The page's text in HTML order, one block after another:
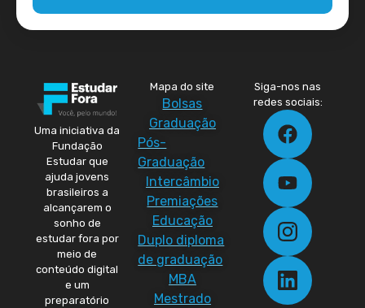
Uma iniciativa da
Fundação
Estudar que
ajuda jovens
brasileiros a
alcançarem o
sonho de
estudar fora por
meio de
conteúdo digital
e um
preparatório
Mapa do site
Bolsas
Graduação
Pós-
Graduação
Intercâmbio
Premiações
Educação
Duplo diploma
de graduação
MBA
Mestrado
Siga-nos nas
redes sociais: